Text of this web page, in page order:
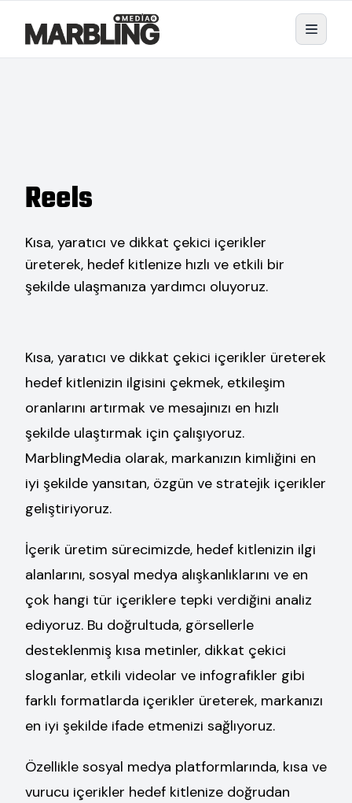
Reels
Kısa, yaratıcı ve dikkat çekici içerikler
üreterek, hedef kitlenize hızlı ve etkili bir
şekilde ulaşmanıza yardımcı oluyoruz.
Kısa, yaratıcı ve dikkat çekici içerikler üreterek
hedef kitlenizin ilgisini çekmek, etkileşim
oranlarını artırmak ve mesajınızı en hızlı
şekilde ulaştırmak için çalışıyoruz.
MarblingMedia olarak, markanızın kimliğini en
iyi şekilde yansıtan, özgün ve stratejik içerikler
geliştiriyoruz.
İçerik üretim sürecimizde, hedef kitlenizin ilgi
alanlarını, sosyal medya alışkanlıklarını ve en
çok hangi tür içeriklere tepki verdiğini analiz
ediyoruz. Bu doğrultuda, görsellerle
desteklenmiş kısa metinler, dikkat çekici
sloganlar, etkili videolar ve infografikler gibi
farklı formatlarda içerikler üreterek, markanızı
en iyi şekilde ifade etmenizi sağlıyoruz.
Özellikle sosyal medya platformlarında, kısa ve
vurucu içerikler hedef kitlenize doğrudan